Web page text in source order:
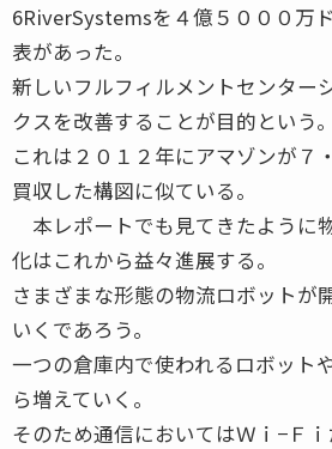
6RiverSystemsを４億５０００万
表があった。
新しいフルフィルメントセンター
クスを改善することが目的という。
これは２０１２年にアマゾンが７
買収した構図に似ている。
本レポートでも見てきたように
化はこれから益々進展する。
さまざまな形態の物流ロボットが
いくであろう。
一つの倉庫内で使われるロボット
ら増えていく。
そのため通信においてはＷｉ−Ｆ